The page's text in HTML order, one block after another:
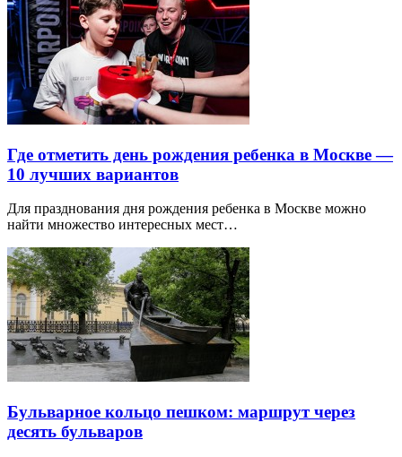
Где отметить день рождения ребенка в Москве —
10 лучших вариантов
Для празднования дня рождения ребенка в Москве можно
найти множество интересных мест…
Бульварное кольцо пешком: маршрут через
десять бульваров